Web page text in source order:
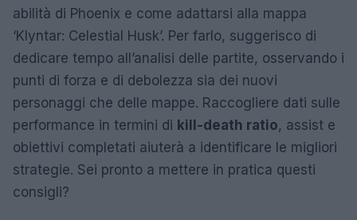
abilità di Phoenix e come adattarsi alla mappa
‘Klyntar: Celestial Husk’. Per farlo, suggerisco di
dedicare tempo all’analisi delle partite, osservando i
punti di forza e di debolezza sia dei nuovi
personaggi che delle mappe. Raccogliere dati sulle
performance in termini di kill-death ratio, assist e
obiettivi completati aiuterà a identificare le migliori
strategie. Sei pronto a mettere in pratica questi
consigli?